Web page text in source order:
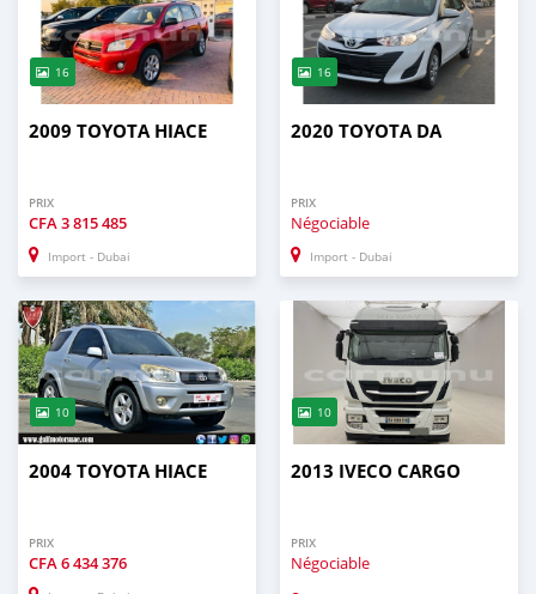
16
2009 TOYOTA HIACE
PRIX
CFA3 815 485
Import - Dubai
16
2020 TOYOTA DA
PRIX
Négociable
Import - Dubai
10
2004 TOYOTA HIACE
PRIX
CFA6 434 376
10
2013 IVECO CARGO
PRIX
Négociable